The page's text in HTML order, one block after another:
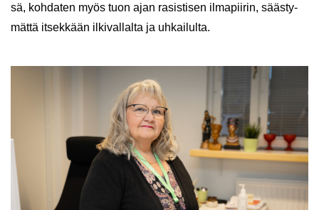
sä, koh­da­ten myös tuon ajan ra­sis­ti­sen il­ma­pii­rin, sääs­ty­
mät­tä it­sek­kään il­ki­val­lal­ta ja uh­kai­lul­ta.